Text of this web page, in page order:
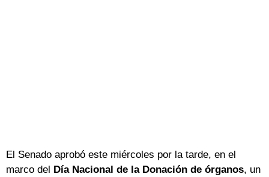
El Senado aprobó este miércoles por la tarde, en el
marco del Día Nacional de la Donación de órganos, un